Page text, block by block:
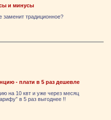
и минусы
заменит традиционное?
- плати в 5 раз дешевле
на 10 квт и уже через месяц
в 5 раз выгоднее !!